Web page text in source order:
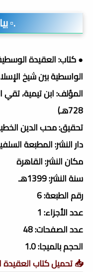
.▫️
● كتاب: العقيدة
الواسطية بين شيخ
المؤلف: ابن تيمية،
728هـ)
تحقيق: محب الدين
دار النشر: المطبعة
مكان النشر: القاهرة
سنة النشر: 1399هـ
رقم الطبعة: 6
عدد الأجزاء: 1
عدد الصفحات: 48
الحجم بالميجا: 1.0
📥 تحميل كتاب العقيدة